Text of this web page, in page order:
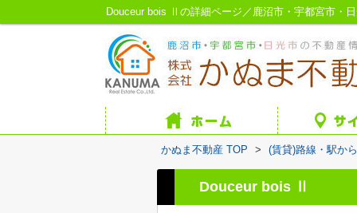
Douceur bois Ⅱの詳細ページ／鹿沼市・宇都宮市・
かぬま不動産 TOP > (賃貸)路線・駅か
Douceur bois Ⅱ